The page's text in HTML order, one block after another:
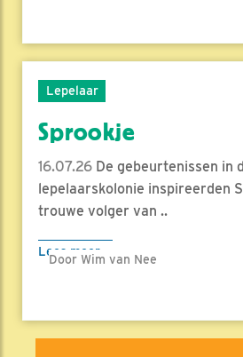
Lepelaar
Sprookje
16.07.26 De gebeurtenissen in
lepelaarskolonie inspireerden
trouwe volger van ..
Lees meer
Door Wim van Nee